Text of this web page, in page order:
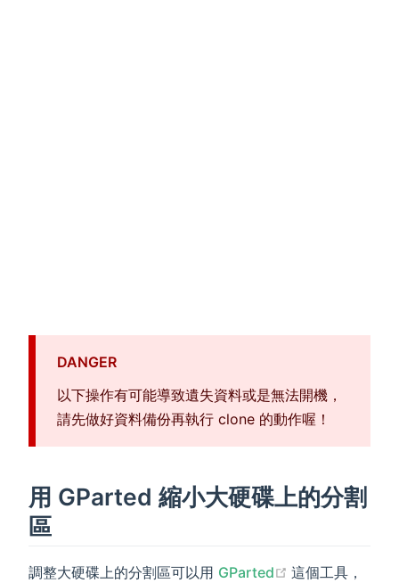
DANGER
以下操作有可能導致遺失資料或是無法開機，
請先做好資料備份再執行 clone 的動作喔！
用 GParted 縮小大硬碟上的分割
區
調整大硬碟上的分割區可以用 GParted (opens new
這個工具，